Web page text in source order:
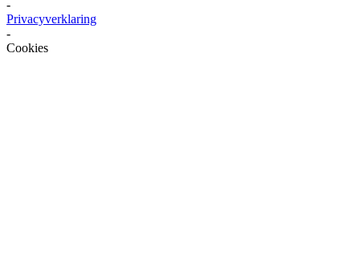
-
Privacyverklaring
-
Cookies